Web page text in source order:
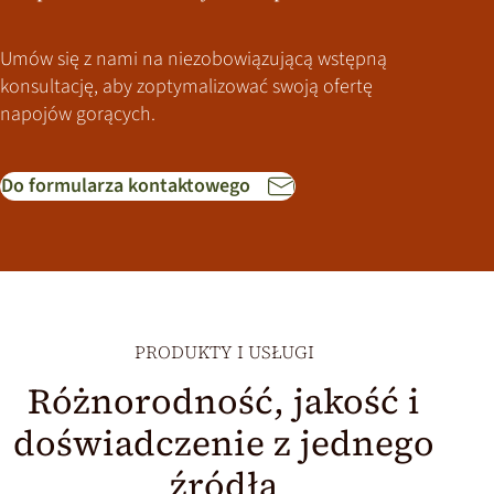
Umów się z nami na niezobowiązującą wstępną
konsultację, aby zoptymalizować swoją ofertę
napojów gorących.
Do formularza kontaktowego
PRODUKTY I USŁUGI
Różnorodność, jakość i
doświadczenie z jednego